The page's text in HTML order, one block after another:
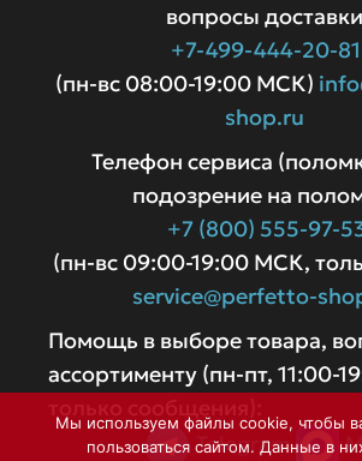
вопросы
+7-499-444-20-81
(пн-вс 08:00-19:00 МСК)
shop.ru
Телефон сервиса
подозрение на
+7 (800) 555-97-
(пн-вс 09:00-19:00 МСК,
service@perfetto-
Помощь в выборе товара,
ассортименту (пн-пт, 11:00-
Telegram
Мы используем файлы cookie, чтобы
пользоваться сайтом. Данные в